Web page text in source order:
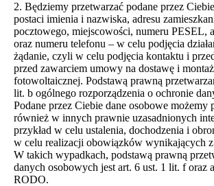
2. Będziemy przetwarzać podane przez
postaci imienia i nazwiska, adresu
pocztowego, miejscowości, numeru PESEL,
oraz numeru telefonu – w celu podjęcia
żądanie, czyli w celu podjęcia kontaktu i
przed zawarciem umowy na dostawę i
fotowoltaicznej. Podstawą prawną
lit. b ogólnego rozporządzenia o ochronie
Podane przez Ciebie dane osobowe możemy
również w innych prawnie uzasadnionych
przykład w celu ustalenia, dochodzenia i
w celu realizacji obowiązków wynikających
W takich wypadkach, podstawą prawną
danych osobowych jest art. 6 ust. 1 lit. f oraz
RODO.